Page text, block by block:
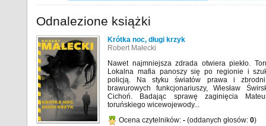
Odnalezione książki
Krótka noc, długi krzyk
Robert Małecki
Nawet najmniejsza zdrada otwiera piekło.
Lokalna mafia panoszy się po regionie i
policją. Na styku światów prawa i
brawurowych funkcjonariuszy, Wiesław
Cichoń. Badając sprawę zaginięcia
toruńskiego wicewojewody...
Ocena czytelników: - (oddanych głosów: 0)